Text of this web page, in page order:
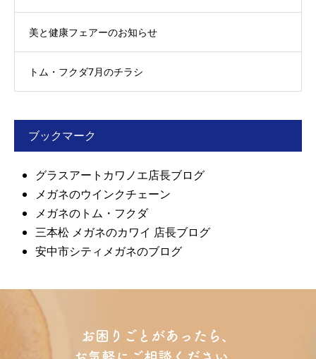
美と健康フェアーのお知らせ
トム・フクダ7月のチラシ
ブックマーク
グラスアートカワノエ店長ブログ
メガネのウインクチェーン
メガネのトム・フクダ
三本松 メガネのカワイ 店長ブログ
安中市シティメガネのブログ
お困りごとがあったら、